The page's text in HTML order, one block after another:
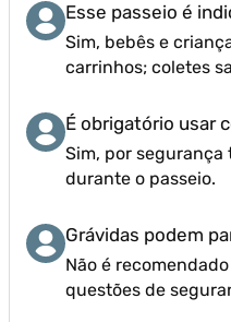
Esse passeio é
Sim, bebês e
carrinhos; coletes
É obrigatório usar
Sim, por segurança
durante o passeio.
Grávidas podem
Não é
questões de